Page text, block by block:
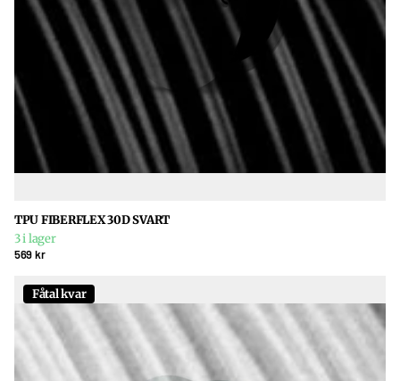
TPU FIBERFLEX 30D SVART
3 i lager
569 kr
Fåtal kvar